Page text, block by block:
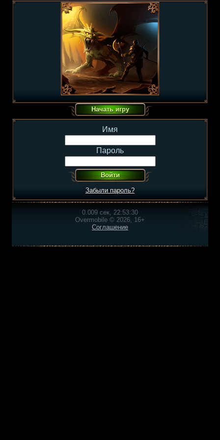
Имя
Пароль
Забыли пароль?
0.009 сек, 22:53:30
Overmobile © 2026, 16+
Соглашение